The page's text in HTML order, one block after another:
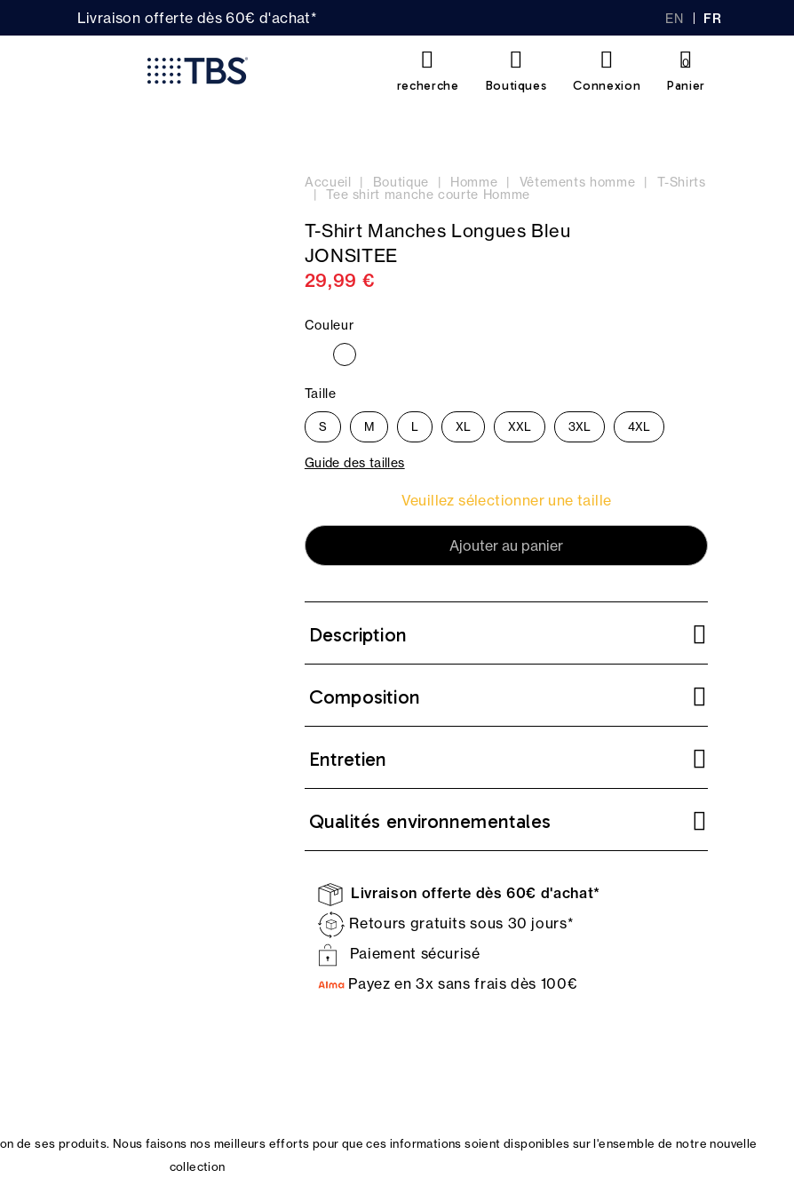
Livraison offerte dès 60€ d'achat* EN FR
recherche Boutiques Connexion Panier
0
Accueil Boutique Homme Vêtements homme T-Shirts
Tee shirt manche courte Homme
T-Shirt Manches Longues Bleu
JONSITEE
29,99 €
Couleur
Taille
S M L XL XXL 3XL 4XL
Guide des tailles
Veuillez sélectionner une taille
Ajouter au panier
Description
Composition
Entretien
Qualités environnementales
Livraison offerte dès 60€ d'achat*
Retours gratuits sous 30 jours*
Paiement sécurisé
Payez en 3x sans frais dès 100€
de ses produits. Nous faisons nos meilleurs efforts pour que ces informations soient disponibles sur l'ensemble de notre nouvelle
collection